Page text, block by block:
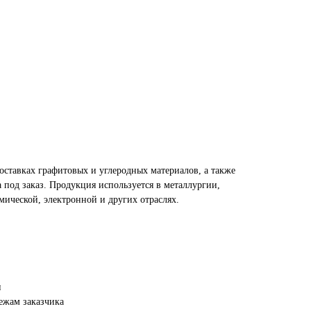
графитовых и углеродных материалов, а также
заказ. Продукция используется в металлургии,
электронной и других отраслях.
заказчика